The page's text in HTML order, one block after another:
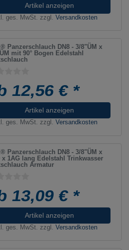
Artikel anzeigen
ges. MwSt. zzgl.Versandkosten
Panzerschlauch DN8 - 3/8"ÜM x
mit 90° Bogen Edelstahl
12,56 € *
Artikel anzeigen
ges. MwSt. zzgl.Versandkosten
Panzerschlauch DN8 - 3/8"ÜM x
x 1AG lang Edelstahl Trinkwasser
Armatur
13,09 € *
Artikel anzeigen
ges. MwSt. zzgl.Versandkosten